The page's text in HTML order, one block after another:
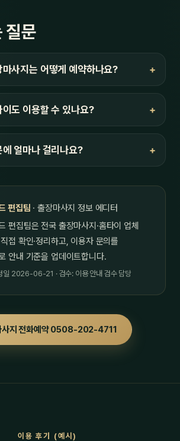
질문
사지는 어떻게 예약하나요?
도 이용할 수 있나요?
얼마나 걸리나요?
편집팀 · 출장마사지 정보 에디터
편집팀은 전국 출장마사지·홈타이 업체
접 확인·정리하고, 이용자 문의를
안내 기준을 업데이트합니다.
일 2026-06-21 · 검수: 이용 안내 검수 담당
사지 전화예약 0508-202-4711
이용 후기 (예시)